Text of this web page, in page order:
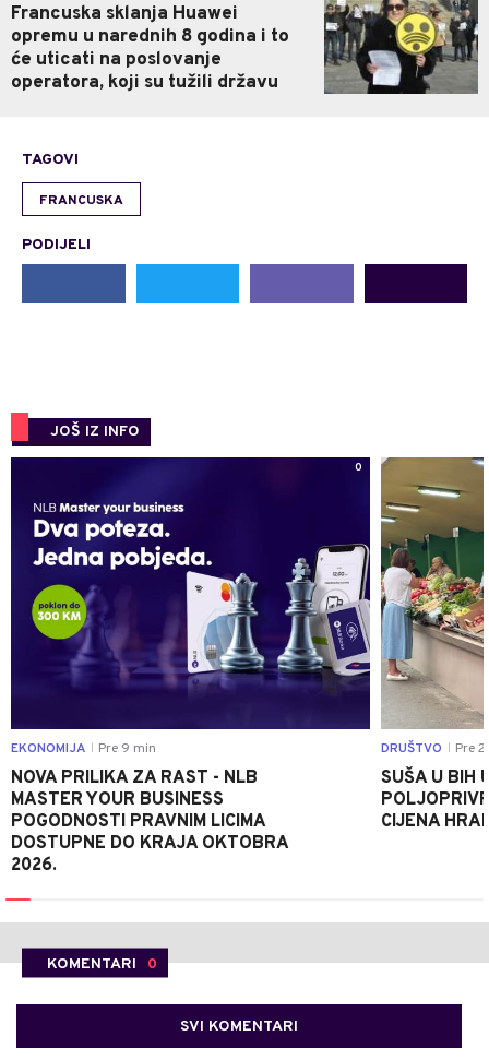
Francuska sklanja Huawei
opremu u narednih 8 godina i to
će uticati na poslovanje
operatora, koji su tužili državu
TAGOVI
FRANCUSKA
PODIJELI
JOŠ IZ INFO
0
EKONOMIJA Pre 9 min
NOVA PRILIKA ZA RAST - NLB
MASTER YOUR BUSINESS
POGODNOSTI PRAVNIM LICIMA
DOSTUPNE DO KRAJA OKTOBRA
2026.
DRUŠTVO Pre
SUŠA U BIH
CIJENA
KOMENTARI 0
SVI KOMENTARI